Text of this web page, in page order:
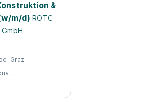
&
m/d) ROTO
GmbH
Graz